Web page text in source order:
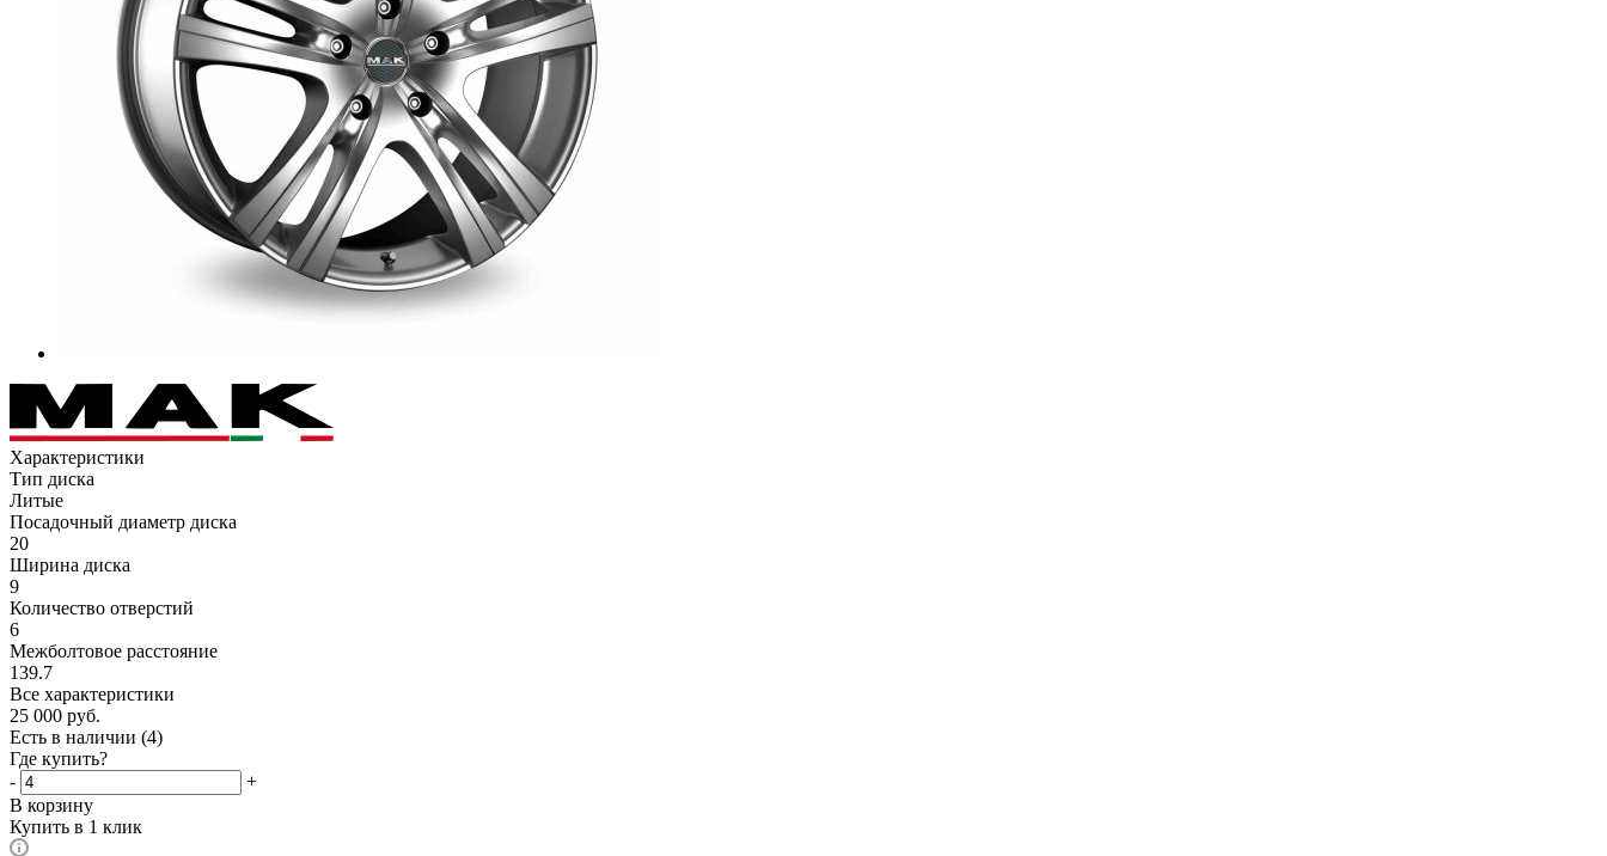
Характеристики
Тип диска
Литые
Посадочный диаметр диска
20
Ширина диска
9
Количество отверстий
6
Межболтовое расстояние
139.7
Все характеристики
25 000 руб.
Есть в наличии (4)
Где купить?
-
+
В корзину
Купить в 1 клик